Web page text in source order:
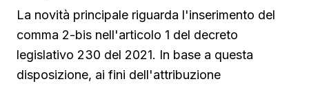
La novità principale riguarda l'inserimento del
comma 2-bis nell'articolo 1 del decreto
legislativo 230 del 2021. In base a questa
disposizione, ai fini dell'attribuzione